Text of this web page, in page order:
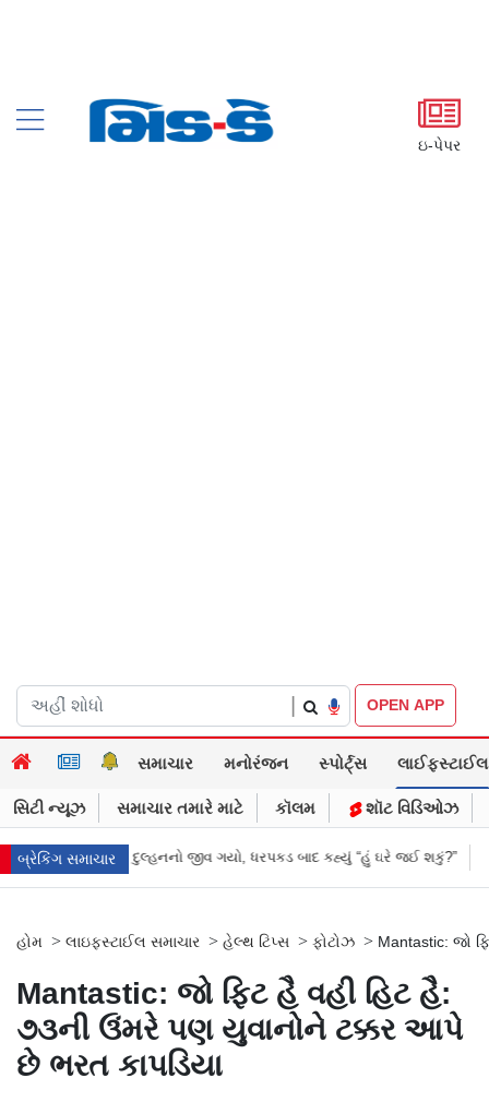
ઇ-પેપર
OPEN APP
સમાચાર મનોરંજન સ્પોર્ટ્સ લાઈફસ્ટાઈલ
સિટી ન્યૂઝ સમાચાર તમારે માટે કૉલમ શૉટ વિડિઓઝ
બ્રેકિંગ સમાચાર
જીવ ગયો, ધરપકડ બાદ કહ્યું “હું ઘરે જઈ શકું?” ‘હું બાબા બાગેશ્વર નથી...’: IIT
હોમ > લાઇફસ્ટાઈલ સમાચાર > હેલ્થ ટિપ્સ > ફોટોઝ > Mantastic: જો
Mantastic: જો ફિટ હૈ વહી હિટ હૈ:
૭૩ની ઉંમરે પણ યુવાનોને ટક્કર આપે
છે ભરત કાપડિયા